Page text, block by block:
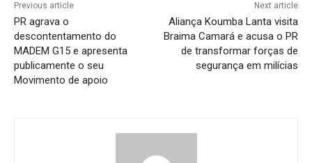
Previous article
PR agrava o
descontentamento do
MADEM G15 e apresenta
publicamente o seu
Movimento de apoio
Next article
Aliança Koumba Lanta visita
Braima Camará e acusa o PR
de transformar forças de
segurança em milícias